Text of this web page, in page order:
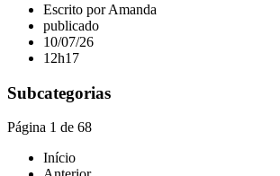
Escrito por Amanda
publicado
10/07/26
12h17
Subcategorias
Página 1 de 68
Início